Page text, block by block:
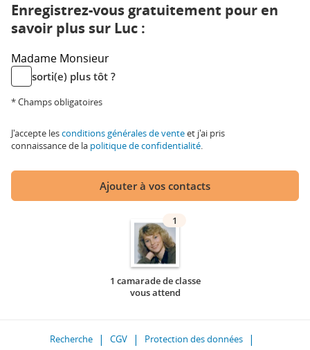
Enregistrez-vous gratuitement pour en
savoir plus sur Luc :
Madame Monsieur
sorti(e) plus tôt ?
* Champs obligatoires
J'accepte lesconditions générales de venteet j'ai pris
connaissance de la politique de confidentialité.
Ajouter à vos contacts
1
1 camarade de classe
vous attend
Recherche CGV
Protection des données